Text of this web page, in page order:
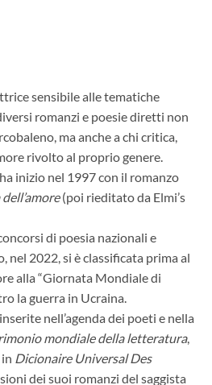
sensibile alle tematiche
romanzi e poesie diretti non
ma anche a chi critica,
rivolto al proprio genere.
inizio nel 1997 con il romanzo
(poi rieditato da Elmi’s
di poesia nazionali e
nel 2022, si è classificata prima al
alla “Giornata Mondiale di
la guerra in Ucraina.
nell’agenda dei poeti e nella
mondiale della letteratura,
Dicionaire Universal Des
dei suoi romanzi del saggista